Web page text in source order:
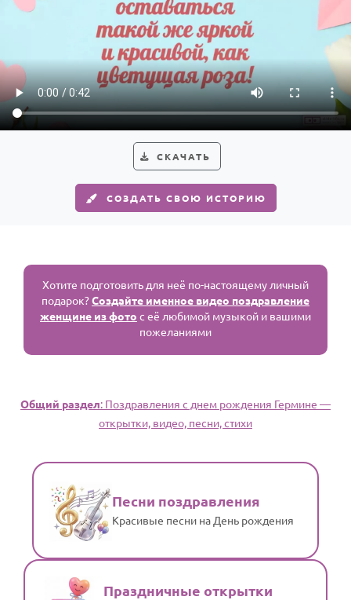
СКАЧАТЬ
СОЗДАТЬ СВОЮ ИСТОРИЮ
Хотите подготовить для неё по-настоящему личный
подарок?Создайте именное видео поздравление
женщине из фото с её любимой музыкой и вашими
пожеланиями
Общий раздел: Поздравления с днем рождения Гермине —
открытки, видео, песни, стихи
Песни поздравления
Красивые песни на День рождения
Праздничные открытки